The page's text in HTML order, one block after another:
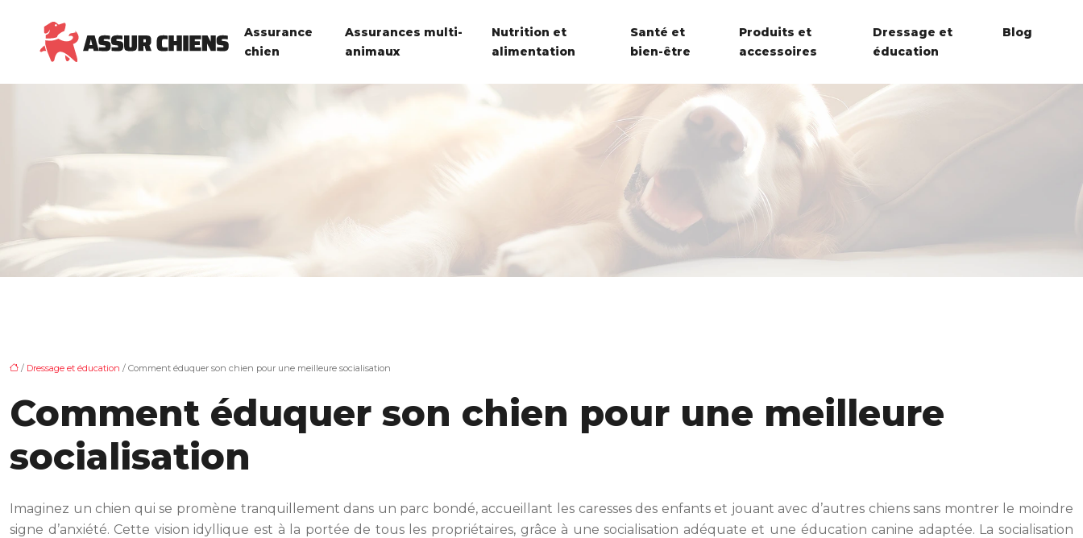
Assurance
chien
Assurances multi-
animaux
Nutrition et
alimentation
Santé et
bien-être
Produits et
accessoires
Dressage et
éducation
Blog
/ Dressage et éducation / Comment éduquer son chien pour une meilleure socialisation
Comment éduquer son chien pour une meilleure
socialisation
Imaginez un chien qui se promène tranquillement dans un parc bondé, accueillant les caresses des enfants et jouant avec d’autres chiens sans montrer le moindre
signe d’anxiété. Cette vision idyllique est à la portée de tous les propriétaires, grâce à une socialisation adéquate et une éducation canine adaptée. La socialisation